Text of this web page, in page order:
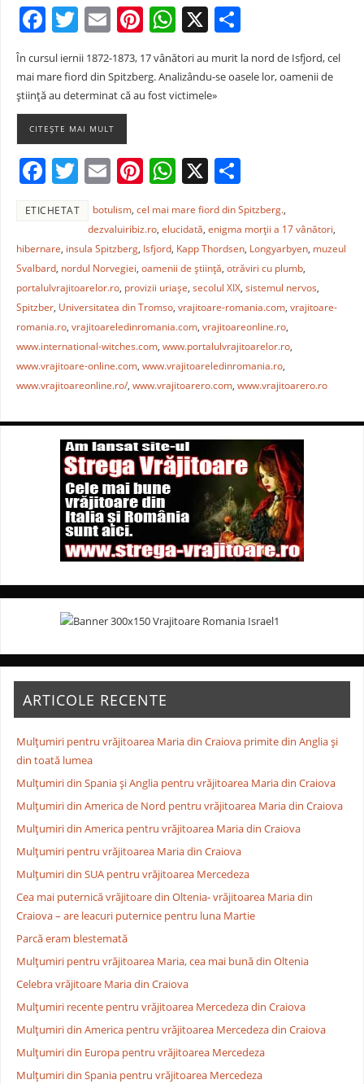
F
a
c
e
b
o
o
k
T
w
itt
er
E
m
ai
l
Pi
nt
er
e
W
h
at
s
p
p
X P
ar
ta
z
ă
În cursul iernii 1872-1873, 17 vânători au murit la nord de Isfjord, cel
mai mare fiord din Spitzberg. Analizându-se oasele lor, oamenii de
ştiinţă au determinat că au fost victimele»
CITEȘTE MAI MULT
F
c
e
b
o
o
k
T
w
itt
er
E
m
ai
l
Pi
nt
er
e
st
W
at
s
A
p
p
X P
ar
ta
je
a
z
ă
ETICHETAT botulism,cel mai mare fiord din Spitzberg.,
dezvaluiribiz.ro,elucidată,enigma morţii a 17 vânători,
hibernare, insula Spitzberg, Isfjord, Kapp Thordsen, Longyarbyen, muzeul
Svalbard, nordul Norvegiei, oamenii de ştiinţă, otrăviri cu plumb,
portalulvrajitoarelor.ro, provizii uriaşe, secolul XIX, sistemul nervos,
Spitzber, Universitatea din Tromso, vrajitoare-romania.com, vrajitoare-
romania.ro, vrajitoareledinromania.com, vrajitoareonline.ro,
www.international-witches.com, www.portalulvrajitoarelor.ro,
www.vrajitoare-online.com, www.vrajitoareledinromania.ro,
www.vrajitoareonline.ro/, www.vrajitoarero.com, www.vrajitoarero.ro
ARTICOLE RECENTE
Mulţumiri pentru vrăjitoarea Maria din Craiova primite din Anglia și
din toată lumea
Mulţumiri din Spania şi Anglia pentru vrăjitoarea Maria din Craiova
Mulţumiri din America de Nord pentru vrăjitoarea Maria din Craiova
Mulţumiri din America pentru vrăjitoarea Maria din Craiova
Mulţumiri pentru vrăjitoarea Maria din Craiova
Mulţumiri din SUA pentru vrăjitoarea Mercedeza
Cea mai puternică vrăjitoare din Oltenia- vrăjitoarea Maria din
Craiova – are leacuri puternice pentru luna Martie
Parcă eram blestemată
Mulţumiri pentru vrăjitoarea Maria, cea mai bună din Oltenia
Celebra vrăjitoare Maria din Craiova
Mulţumiri recente pentru vrăjitoarea Mercedeza din Craiova
Mulţumiri din America pentru vrăjitoarea Mercedeza din Craiova
Mulţumiri din Europa pentru vrăjitoarea Mercedeza
Mulţumiri din Spania pentru vrăjitoarea Mercedeza